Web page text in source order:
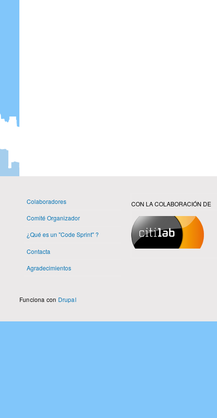
Colaboradores
Comité Organizador
¿Qué es un "Code Sprint" ?
Contacta
Agradecimientos
CON LA COLABORACIÓN DE
Funciona con Drupal